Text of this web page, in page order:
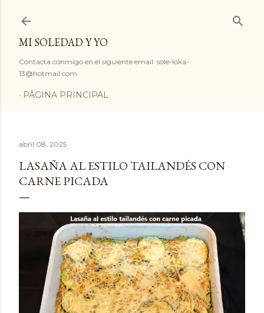
MI SOLEDAD Y YO
Contacta conmigo en el siguiente email: sole-loka-
13@hotmail.com
PÁGINA PRINCIPAL
abril 08, 2025
LASAÑA AL ESTILO TAILANDÉS CON
CARNE PICADA